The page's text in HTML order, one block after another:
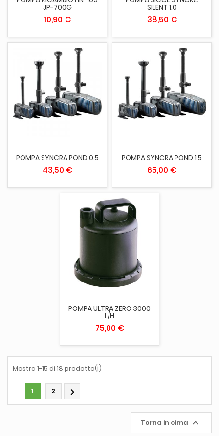
JP-700G
10,90 €
SILENT 1.0
38,50 €
POMPA SYNCRA POND 0.5
43,50 €
POMPA SYNCRA POND 1.5
65,00 €
POMPA ULTRA ZERO 3000
L/H
75,00 €
Mostra 1-15 di 18 prodotto(i)
1 2 
Torna in cima 